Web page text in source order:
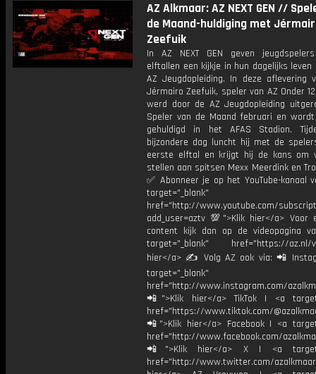
AZ Alkmaar: AZ NEXT GEN //
de Maand-huldiging met
Zeefuik
In AZ NEXT GEN geven
elftallen een kijkje in hun dagelijks leven
AZ Jeugdopleiding. In deze aflevering
Jérmairo Zeefuik, speler van AZ Onder
werd door de AZ Jeugdopleiding
Speler van de Maand februari en
gehuldigd in het AFAS Stadion.
bijzondere dag luncht hij met de
eerste elftal en krijgt hij de kans om
stellen aan spitsen Mexx Meerdink en
✅ Abonneer je op het YouTube-kanaal
target="_blank"
href="http://www.youtube.com/
add_user=aztv 💯">Klik hier</a> Voor
content kijk dan op de videopagina
target="_blank" href="https://az.nl/
hier</a> ✍ Volg AZ ook via: 📲
target="_blank"
href="http://www.instagram.com/
📲">Klik hier</a> TikTok | <a
href="https://www.tiktok.com/
📲">Klik hier</a> Facebook | <a
href="http://www.facebook.com/
📲">Klik hier</a> X | <a
href="http://www.twitter.com/